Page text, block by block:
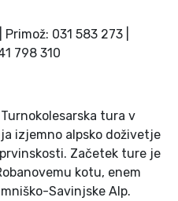
031 583 273 |
798 310
Turnokolesarska tura v
izjemno alpsko doživetje
Začetek ture je
kotu, enem
Savinjske Alp.